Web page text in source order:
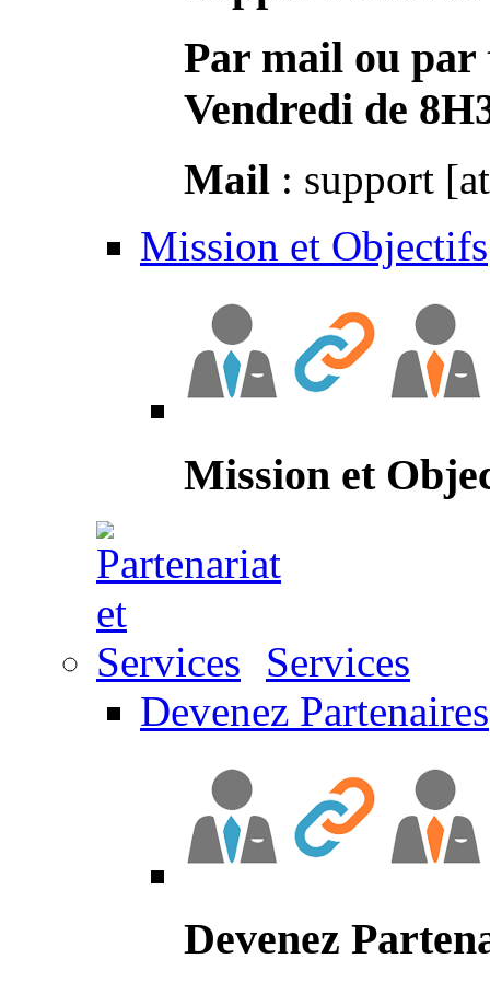
Par mail ou par
Vendredi de
Mail : support
Mission et Objectifs
Mission et
Services
Devenez Partenaires
Devenez